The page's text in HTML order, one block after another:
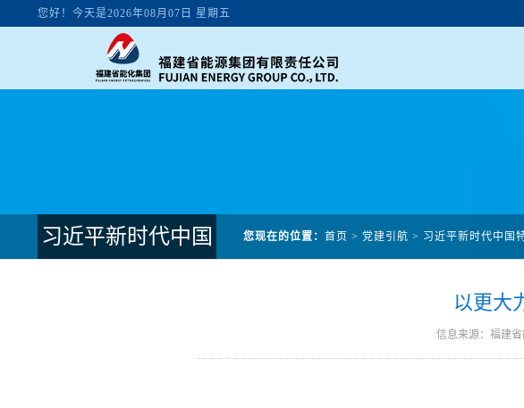
习近平新时代中国
您现在的位置： 首页 > 党建引航 > 习近平新时代中国
以更大
信息来源：福建